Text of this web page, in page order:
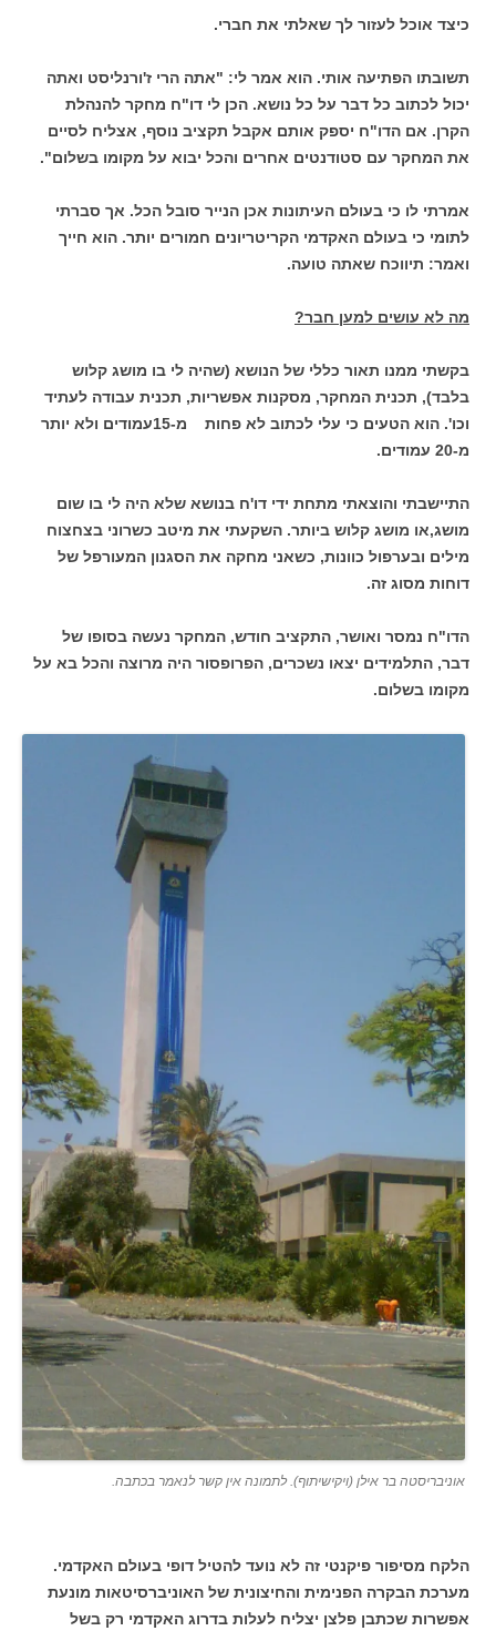
כיצד אוכל לעזור לך שאלתי את חברי.
תשובתו הפתיעה אותי. הוא אמר לי: "אתה הרי ז'ורנליסט ואתה
יכול לכתוב כל דבר על כל נושא. הכן לי דו"ח מחקר להנהלת
הקרן. אם הדו"ח יספק אותם אקבל תקציב נוסף, אצליח לסיים
את המחקר עם סטודנטים אחרים והכל יבוא על מקומו בשלום".
אמרתי לו כי בעולם העיתונות אכן הנייר סובל הכל. אך סברתי
לתומי כי בעולם האקדמי הקריטריונים חמורים יותר. הוא חייך
ואמר: תיווכח שאתה טועה.
מה לא עושים למען חבר?
בקשתי ממנו תאור כללי של הנושא (שהיה לי בו מושג קלוש
בלבד), תכנית המחקר, מסקנות אפשריות, תכנית עבודה לעתיד
וכו'. הוא הטעים כי עלי לכתוב לא פחות מ-15
עמודים ולא יותר
מ-20 עמודים.
התיישבתי והוצאתי מתחת ידי דו'ח בנושא שלא היה לי בו שום
מושג,או מושג קלוש ביותר. השקעתי את מיטב כשרוני בצחצוח
מילים ובערפול כוונות, כשאני מחקה את הסגנון המעורפל של
דוחות מסוג זה.
הדו"ח נמסר ואושר, התקציב חודש, המחקר נעשה בסופו של
דבר, התלמידים יצאו נשכרים, הפרופסור היה מרוצה והכל בא על
מקומו בשלום.
אוניבריסטה בר אילן (ויקישיתוף). לתמונה אין קשר לנאמר בכתבה.
הלקח מסיפור פיקנטי זה לא נועד להטיל דופי בעולם האקדמי.
מערכת הבקרה הפנימית והחיצונית של האוניברסיטאות מונעת
אפשרות שכתבן פלצן יצליח לעלות בדרוג האקדמי רק בשל